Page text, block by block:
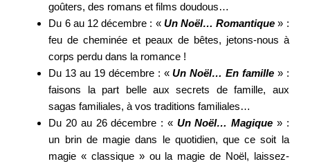
goûters, des romans et films doudous…
Du 6 au 12 décembre : « Un Noël… Romantique » :
feu de cheminée et peaux de bêtes, jetons-nous à
corps perdu dans la romance !
Du 13 au 19 décembre : «Un Noël… En famille» :
faisons la part belle aux secrets de famille, aux
sagas familiales, à vos traditions familiales…
Du 20 au 26 décembre : « Un Noël… Magique » :
un brin de magie dans le quotidien, que ce soit la
magie « classique » ou la magie de Noël, laissez-